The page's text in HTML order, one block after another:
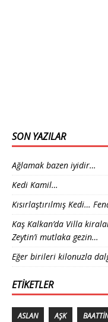
SON YAZILAR
Ağlamak bazen iyidir…
Kedi Kamil…
Kısırlaştırılmış Kedi…
Kaş Kalkan’da Villa
Zeytin’i mutlaka gezin…
Eğer birileri kilonuzla
ETIKETLER
ASLAN AŞK